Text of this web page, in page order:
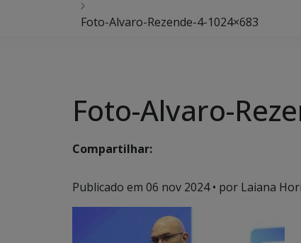
Foto-Alvaro-Rezende-4-1024×683
Foto-Alvaro-
Compartilhar:
Publicado em 06 nov 2024• por Laiana